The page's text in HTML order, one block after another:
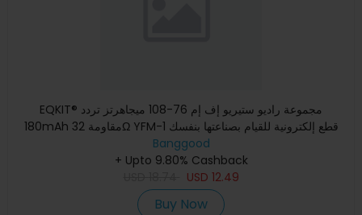
EQKIT® مجموعة راديو ستيريو إف إم 76-108 ميجاهرتز تردد
180mAh مقاومة 32Ω YFM-1 قطع إلكترونية للقيام بصناعتها بنفسك
Banggood
+ Upto 9.80% Cashback
USD 12.49
Buy Now